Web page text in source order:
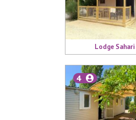
Lodge Sahari
4